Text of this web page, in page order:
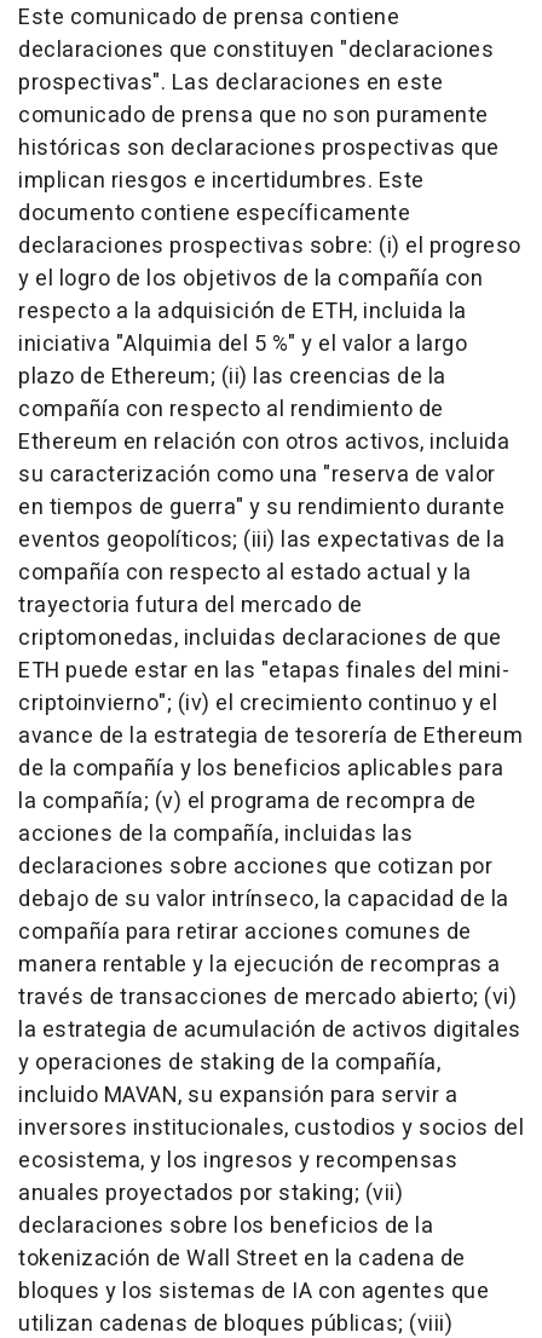
Este comunicado de prensa contiene
declaraciones que constituyen "declaraciones
prospectivas". Las declaraciones en este
comunicado de prensa que no son puramente
históricas son declaraciones prospectivas que
implican riesgos e incertidumbres. Este
documento contiene específicamente
declaraciones prospectivas sobre: (i) el progreso
y el logro de los objetivos de la compañía con
respecto a la adquisición de ETH, incluida la
iniciativa "Alquimia del 5 %" y el valor a largo
plazo de Ethereum; (ii) las creencias de la
compañía con respecto al rendimiento de
Ethereum en relación con otros activos, incluida
su caracterización como una "reserva de valor
en tiempos de guerra" y su rendimiento durante
eventos geopolíticos; (iii) las expectativas de la
compañía con respecto al estado actual y la
trayectoria futura del mercado de
criptomonedas, incluidas declaraciones de que
ETH puede estar en las "etapas finales del mini-
criptoinvierno"; (iv) el crecimiento continuo y el
avance de la estrategia de tesorería de Ethereum
de la compañía y los beneficios aplicables para
la compañía; (v) el programa de recompra de
acciones de la compañía, incluidas las
declaraciones sobre acciones que cotizan por
debajo de su valor intrínseco, la capacidad de la
compañía para retirar acciones comunes de
manera rentable y la ejecución de recompras a
través de transacciones de mercado abierto; (vi)
la estrategia de acumulación de activos digitales
y operaciones de staking de la compañía,
incluido MAVAN, su expansión para servir a
inversores institucionales, custodios y socios del
ecosistema, y los ingresos y recompensas
anuales proyectados por staking; (vii)
declaraciones sobre los beneficios de la
tokenización de Wall Street en la cadena de
bloques y los sistemas de IA con agentes que
utilizan cadenas de bloques públicas; (viii)